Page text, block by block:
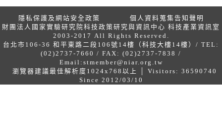
隱私保護及網站安全政策
個人資料蒐集告知聲明
財團法人國家實驗研究院科技政策研究與資訊中心 科技產業資訊室
2003-2017 All Rights Reserved.
台北市106-36 和平東路二段106號14樓（科技大樓14樓）/ TEL:
(02)2737-7660 / FAX: (02)2737-7838 /
Email: stmember@niar.org.tw
瀏覽器建議最佳解析度1024x768以上 │ Visitors: 36590740
Since 2012/03/10